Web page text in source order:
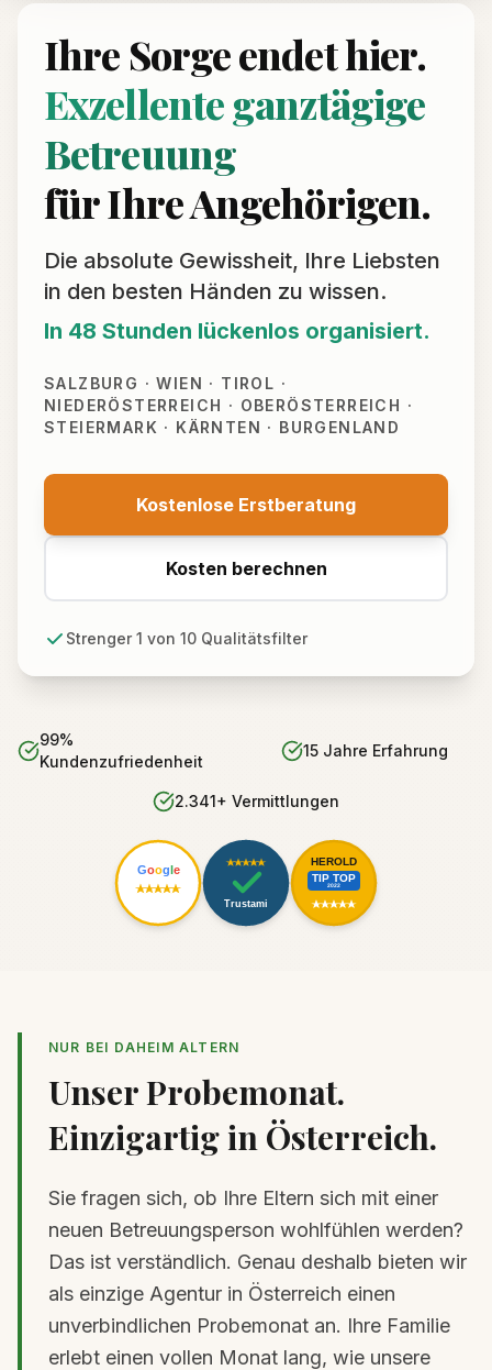
Ihre Sorge endet hier.
Exzellente ganztägige
Betreuung
für Ihre Angehörigen.
Die absolute Gewissheit, Ihre Liebsten
in den besten Händen zu wissen.
In 48 Stunden lückenlos organisiert.
SALZBURG · WIEN · TIROL ·
NIEDERÖSTERREICH · OBERÖSTERREICH ·
STEIERMARK · KÄRNTEN · BURGENLAND
Kostenlose Erstberatung
Kosten berechnen
Strenger 1 von 10 Qualitätsfilter
99%
Kundenzufriedenheit
15 Jahre Erfahrung
2.341+ Vermittlungen
Google
Trustami
HEROLD
TIP TOP
2022
NUR BEI DAHEIM ALTERN
Unser Probemonat.
Einzigartig in Österreich.
Sie fragen sich, ob Ihre Eltern sich mit einer
neuen Betreuungsperson wohlfühlen werden?
Das ist verständlich. Genau deshalb bieten wir
als einzige Agentur in Österreich einen
unverbindlichen Probemonat an. Ihre Familie
erlebt einen vollen Monat lang, wie unsere